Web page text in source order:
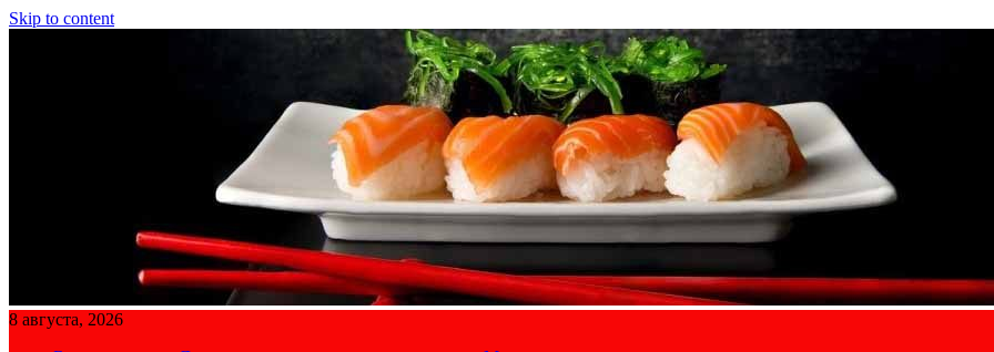
Skip to content
8 августа, 2026